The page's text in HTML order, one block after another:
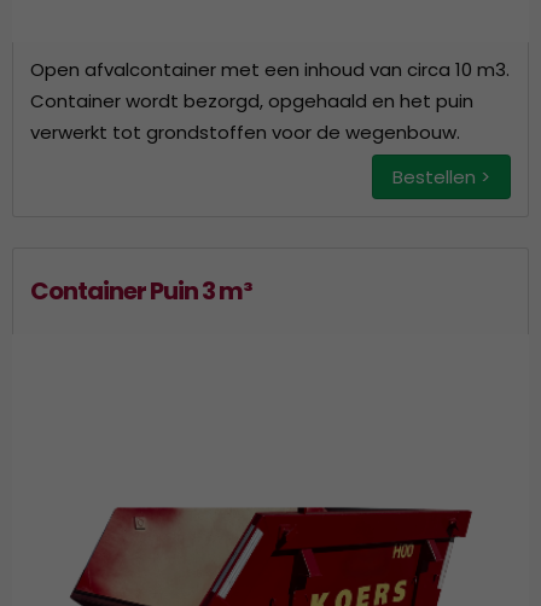
Open afvalcontainer met een inhoud van circa 10 m3.
Container wordt bezorgd, opgehaald en het puin
verwerkt tot grondstoffen voor de wegenbouw.
Bestellen >
Container Puin 3 m³